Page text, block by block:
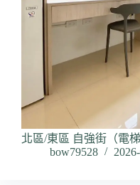
北區/東區 自強街（電
bow79528